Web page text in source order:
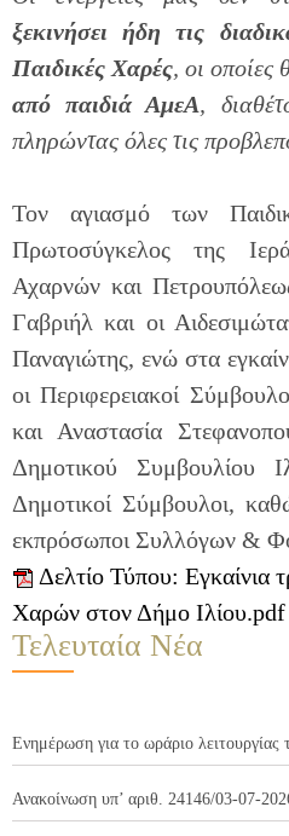
ξεκινήσει ήδη τις
Παιδικές Χαρές, οι οποίες
από παιδιά ΑμεΑ,
πληρώντας όλες τις
Τον αγιασμό των
Πρωτοσύγκελος της
Αχαρνών και
Γαβριήλ και οι
Παναγιώτης, ενώ στα
οι Περιφερειακοί
και Αναστασία
Δημοτικού Συμβουλίου
Δημοτικοί Σύμβουλοι,
εκπρόσωποι Συλλόγων &
Δελτίο Τύπου: Εγκαίνια
Χαρών στον Δήμο
Τελευταία Νέα
Ενημέρωση για το ωράριο
Ανακοίνωση υπ’ αριθ. 24146/03-07-